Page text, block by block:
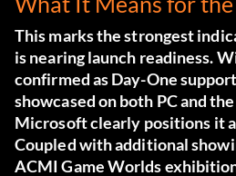
This marks the strongest
is nearing launch readiness.
confirmed as Day-One
showcased on both PC and
Microsoft clearly positions it
Coupled with additional
ACMI Game Worlds